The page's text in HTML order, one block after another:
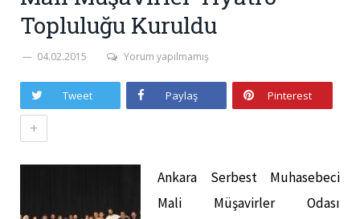
Topluluğu Kuruldu
04.02.2015 Yorum yapılmamış
Tweet Paylaş Pinterest
+
Ankara Serbest Muhasebeci
Mali Müşavirler Odası